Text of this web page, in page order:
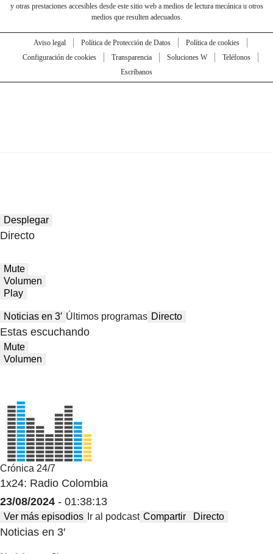
y otras prestaciones accesibles desde este sitio web a medios de lectura mecánica u otros
medios que resulten adecuados.
Aviso legal Política de Protección de Datos
Política de cookies
Configuración de cookies
Transparencia Soluciones W
Teléfonos
Escríbanos
Desplegar
Directo
Mute
Volumen
Play
Noticias en 3′ Últimos programas Directo
Estas escuchando
Mute
Volumen
Crónica 24/7
1x24: Radio Colombia
23/08/2024 - 01:38:13
Ver más episodios Ir al podcast Compartir Directo
Noticias en 3′